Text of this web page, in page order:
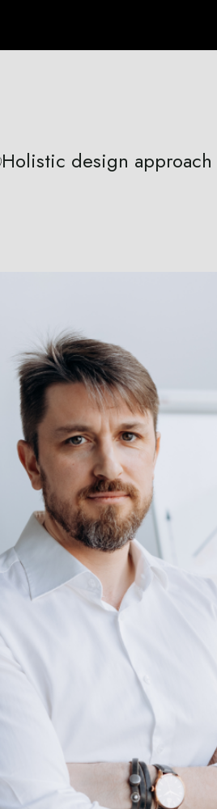
Holistic design approach